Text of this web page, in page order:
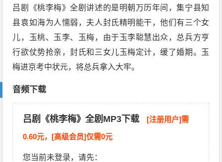
吕剧《桃李梅》全剧讲述的是明朝万历年间，集宁县知
县袁如海为人懦弱，夫人封氏精明能干，他们有三个女
儿，玉桃、玉李、玉梅，由于玉李聪慧出众，总兵方亨
行欲仗势抢亲，封氏和三女儿玉梅定计，缓了婚期。玉
梅进京考中状元，将总兵拿入大牢。
音频下载
吕剧《桃李梅》全剧MP3下载 [注册用户]需
0.60元，[高级会员]仅需0元
您当前未登录，请先：